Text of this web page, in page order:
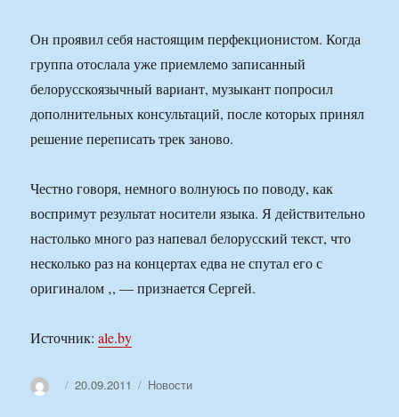
Он проявил себя настоящим перфекционистом. Когда
группа отослала уже приемлемо записанный
белорусскоязычный вариант, музыкант попросил
дополнительных консультаций, после которых принял
решение переписать трек заново.
Честно говоря, немного волнуюсь по поводу, как
воспримут результат носители языка. Я действительно
настолько много раз напевал белорусский текст, что
несколько раз на концертах едва не спутал его с
оригиналом ‚, — признается Сергей.
Источник:ale.by
АвторОпубликовано
20.09.2011 Рубрики
Новости